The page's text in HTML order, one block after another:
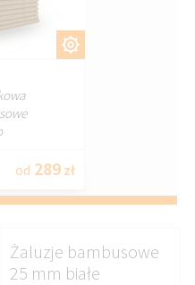
od 289 zł
Żaluzje bambusowe
25 mm białe